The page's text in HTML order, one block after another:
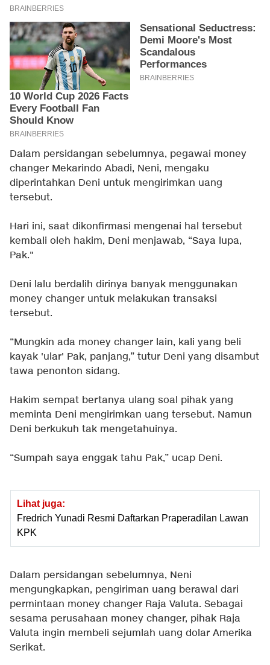
Dalam persidangan sebelumnya, pegawai money
changer Mekarindo Abadi, Neni, mengaku
diperintahkan Deni untuk mengirimkan uang
tersebut.
Hari ini, saat dikonfirmasi mengenai hal tersebut
kembali oleh hakim, Deni menjawab, “Saya lupa,
Pak."
Deni lalu berdalih dirinya banyak menggunakan
money changer untuk melakukan transaksi
tersebut.
“Mungkin ada money changer lain, kali yang beli
kayak 'ular' Pak, panjang,” tutur Deni yang disambut
tawa penonton sidang.
Hakim sempat bertanya ulang soal pihak yang
meminta Deni mengirimkan uang tersebut. Namun
Deni berkukuh tak mengetahuinya.
“Sumpah saya enggak tahu Pak,” ucap Deni.
Lihat juga:
Fredrich Yunadi Resmi Daftarkan Praperadilan Lawan
KPK
Dalam persidangan sebelumnya, Neni
mengungkapkan, pengiriman uang berawal dari
permintaan money changer Raja Valuta. Sebagai
sesama perusahaan money changer, pihak Raja
Valuta ingin membeli sejumlah uang dolar Amerika
Serikat.